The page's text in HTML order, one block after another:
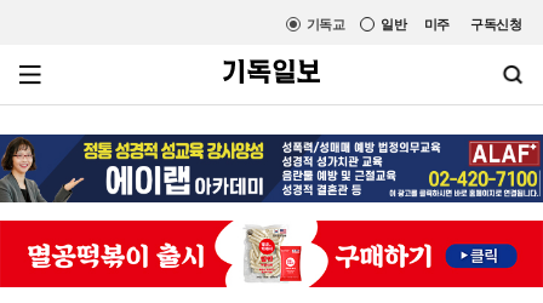
미주 구독신청
일반
기독교